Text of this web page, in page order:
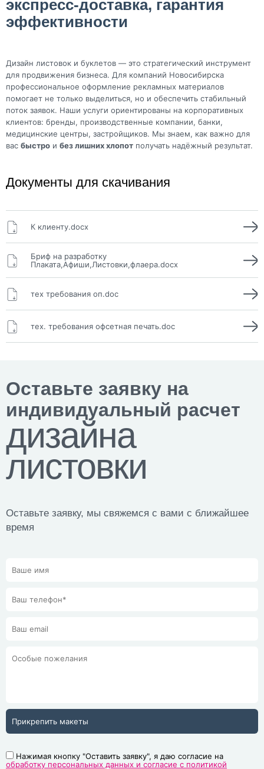
экспресс-доставка, гарантия
эффективности
Дизайн листовок и буклетов — это стратегический инструмент
для продвижения бизнеса. Для компаний Новосибирска
профессиональное оформление рекламных материалов
помогает не только выделиться, но и обеспечить стабильный
поток заявок. Наши услуги ориентированы на корпоративных
клиентов: бренды, производственные компании, банки,
медицинские центры, застройщиков. Мы знаем, как важно для
вас быстро и без лишних хлопот получать надёжный результат.
Документы для скачивания
К клиенту.docx
Бриф на разработку
Плаката,Афиши,Листовки,флаера.docx
тех требования оп.doc
тех. требования офсетная печать.doc
Оставьте заявку на
индивидуальный расчет
дизайна
листовки
Оставьте заявку, мы свяжемся с вами с ближайшее
время
Прикрепить макеты
Нажимая кнопку "Оставить заявку", я даю согласие на
обработку персональных данных и согласие с политикой